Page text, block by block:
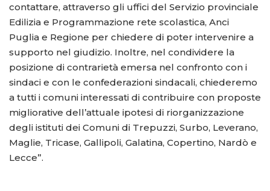
contattare, attraverso gli uffici del Servizio provinciale
Edilizia e Programmazione rete scolastica, Anci
Puglia e Regione per chiedere di poter intervenire a
supporto nel giudizio. Inoltre, nel condividere la
posizione di contrarietà emersa nel confronto con i
sindaci e con le confederazioni sindacali, chiederemo
a tutti i comuni interessati di contribuire con proposte
migliorative dell’attuale ipotesi di riorganizzazione
degli istituti dei Comuni di Trepuzzi, Surbo, Leverano,
Maglie, Tricase, Gallipoli, Galatina, Copertino, Nardò e
Lecce”.